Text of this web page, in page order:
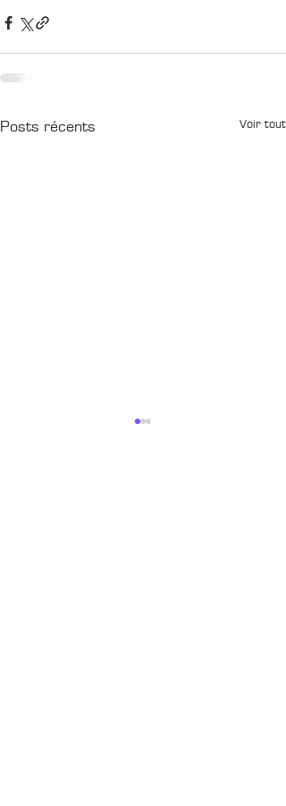
Posts récents Voir tout